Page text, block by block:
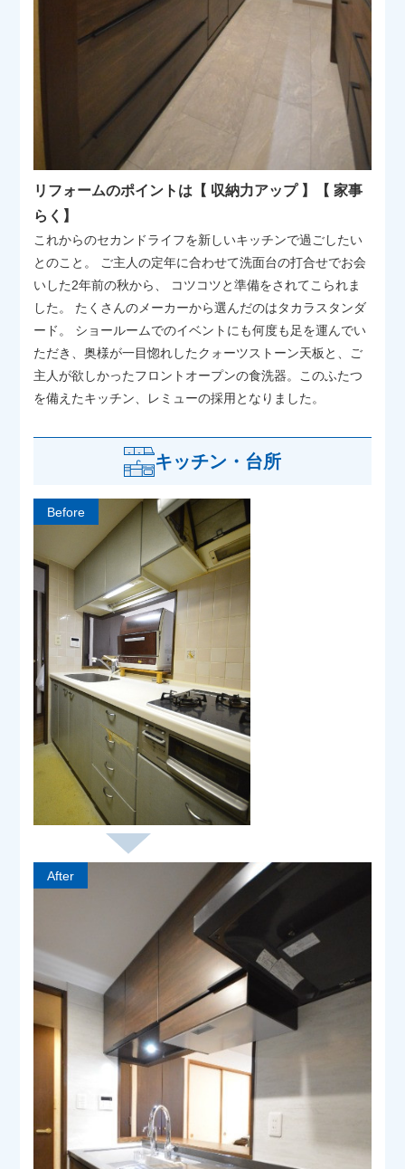
リフォームのポイントは【 収納力アップ 】【 家事
らく】
これからのセカンドライフを新しいキッチンで過ごしたい
とのこと。 ご主人の定年に合わせて洗面台の打合せでお会
いした2年前の秋から、 コツコツと準備をされてこられま
した。 たくさんのメーカーから選んだのはタカラスタンダ
ード。 ショールームでのイベントにも何度も足を運んでい
ただき、奥様が一目惚れしたクォーツストーン天板と、ご
主人が欲しかったフロントオープンの食洗器。このふたつ
を備えたキッチン、レミューの採用となりました。
キッチン・台所
Before
After